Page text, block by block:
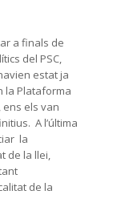
a finals de
del PSC,
estat ja
la Plataforma
ens els van
A l’última
la
de la llei,
de la